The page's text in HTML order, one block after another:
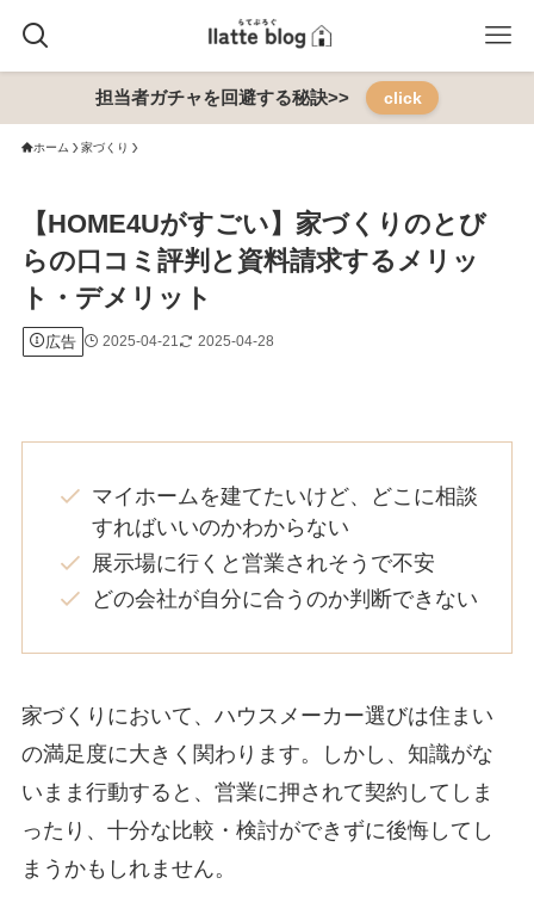
担当者ガチャを回避する秘訣>> click
ホーム 家づくり
【HOME4Uがすごい】家づくりのとび
らの口コミ評判と資料請求するメリッ
ト・デメリット
広告 2025-04-21 2025-04-28
マイホームを建てたいけど、どこに相談
すればいいのかわからない
展示場に行くと営業されそうで不安
どの会社が自分に合うのか判断できない
家づくりにおいて、ハウスメーカー選びは住まい
の満足度に大きく関わります。しかし、知識がな
いまま行動すると、営業に押されて契約してしま
ったり、十分な比較・検討ができずに後悔してし
まうかもしれません。